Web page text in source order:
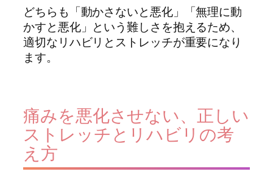
どちらも「動かさないと悪化」「無理に動
かすと悪化」という難しさを抱えるため、
適切なリハビリとストレッチが重要になり
ます。
痛みを悪化させない、正しい
ストレッチとリハビリの考
え方